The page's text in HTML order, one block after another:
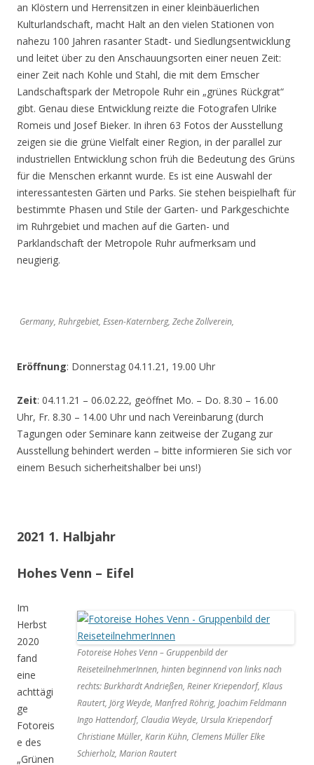
an Klöstern und Herrensitzen in einer kleinbäuerlichen
Kulturlandschaft, macht Halt an den vielen Stationen von
nahezu 100 Jahren rasanter Stadt- und Siedlungsentwicklung
und leitet über zu den Anschauungsorten einer neuen Zeit:
einer Zeit nach Kohle und Stahl, die mit dem Emscher
Landschaftspark der Metropole Ruhr ein „grünes Rückgrat“
gibt. Genau diese Entwicklung reizte die Fotografen Ulrike
Romeis und Josef Bieker. In ihren 63 Fotos der Ausstellung
zeigen sie die grüne Vielfalt einer Region, in der parallel zur
industriellen Entwicklung schon früh die Bedeutung des Grüns
für die Menschen erkannt wurde. Es ist eine Auswahl der
interessantesten Gärten und Parks. Sie stehen beispielhaft für
bestimmte Phasen und Stile der Garten- und Parkgeschichte
im Ruhrgebiet und machen auf die Garten- und
Parklandschaft der Metropole Ruhr aufmerksam und
neugierig.
Germany, Ruhrgebiet, Essen-Katernberg, Zeche Zollverein,
Eröffnung: Donnerstag 04.11.21, 19.00 Uhr
Zeit: 04.11.21 – 06.02.22, geöffnet Mo. – Do. 8.30 – 16.00
Uhr, Fr. 8.30 – 14.00 Uhr und nach Vereinbarung (durch
Tagungen oder Seminare kann zeitweise der Zugang zur
Ausstellung behindert werden – bitte informieren Sie sich vor
einem Besuch sicherheitshalber bei uns!)
2021 1. Halbjahr
Hohes Venn – Eifel
Fotoreise Hohes Venn – Gruppenbild der
ReiseteilnehmerInnen, hinten beginnend von links nach
rechts: Burkhardt Andrießen, Reiner Kriependorf, Klaus
Rautert, Jörg Weyde, Manfred Röhrig, Joachim Feldmann
Ingo Hattendorf, Claudia Weyde, Ursula Kriependorf
Christiane Müller, Karin Kühn, Clemens Müller Elke
Schierholz, Marion Rautert
Im
Herbst
2020
fand
eine
achttägi
ge
Fotoreis
e des
„Grünen